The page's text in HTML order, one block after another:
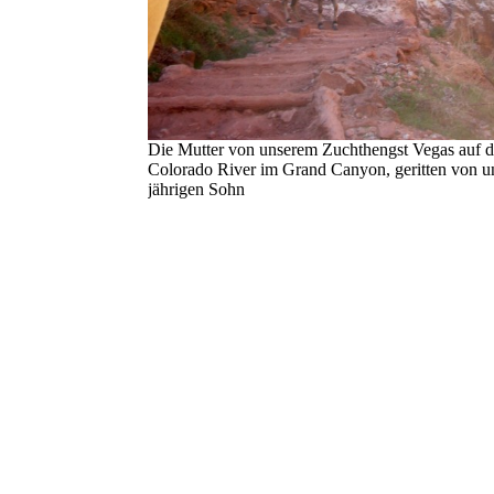
Die Mutter von unserem Zuchthengst Vegas auf
Colorado River im Grand Canyon, geritten von
jährigen Sohn